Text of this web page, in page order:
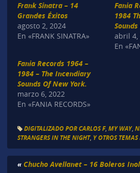
Frank Sinatra – 14
Grandes Éxitos
agosto 2, 2024
En «FRANK SINATRA»
Fania
1984
abril 4,
En
Fania Records 1964 –
1984 – The Incendiary
Sounds Of New York.
marzo 6, 2022
En «FANIA RECORDS»
DIGITALIZADO POR CARLOS F, MY WAY,
STRANGERS IN THE NIGHT, Y OTROS
« Chucho Avellanet – 16 Boleros